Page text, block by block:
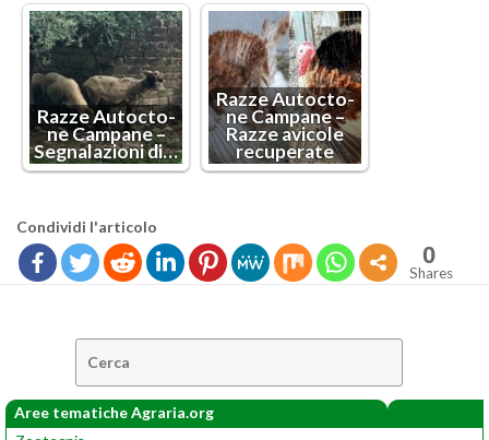
Razze Au­toc­to­
ne Cam­pa­ne –
Se­gna­la­zio­ni di…
Razze Au­toc­to­
ne Cam­pa­ne –
Razze avi­co­le
re­cu­pe­ra­te
Con­di­vi­di l'ar­ti­co­lo
0
Shares
Aree tematiche Agraria.org